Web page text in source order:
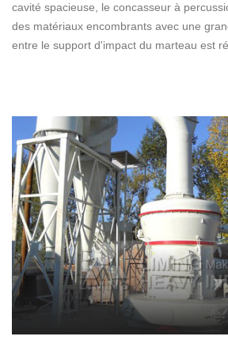
cavité spacieuse, le concasseur à
des matériaux encombrants avec une
entre le support d'impact du marteau est